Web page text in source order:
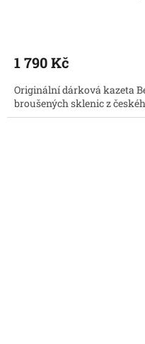
je
z
5
hvězdiček.
1 790 Kč
Originální dárková kazeta
broušených sklenic z